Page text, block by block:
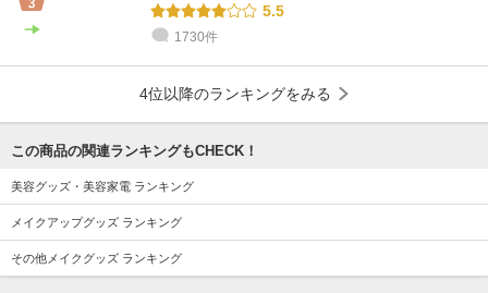
5.5
1730件
4位以降のランキングをみる
この商品の関連ランキングもCHECK！
美容グッズ・美容家電 ランキング
メイクアップグッズ ランキング
その他メイクグッズ ランキング